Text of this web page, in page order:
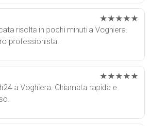
★★★★★
risolta in pochi minuti a Voghiera.
professionista.
★★★★★
a Voghiera. Chiamata rapida e